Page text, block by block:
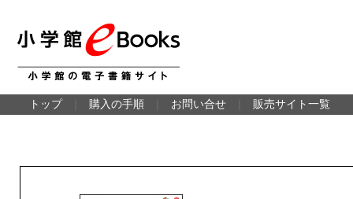
トップ 購入の手順 お問い合せ 販売サイト一覧